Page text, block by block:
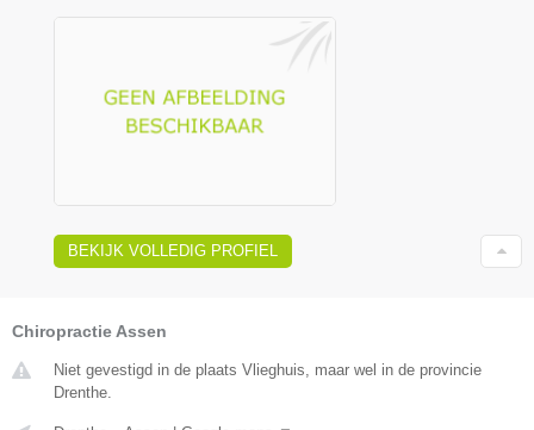
BEKIJK VOLLEDIG PROFIEL
Chiropractie Assen
Niet gevestigd in de plaats Vlieghuis, maar wel in de provincie
Drenthe.